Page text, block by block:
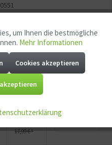
Preis
17,08 €
17,99 € *
Aktiv
Aktiv
Aktiv
um Ihnen die bestmögliche
Mehr Informationen
Cookies akzeptieren